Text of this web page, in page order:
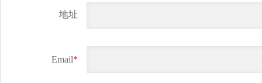
地址
Email*